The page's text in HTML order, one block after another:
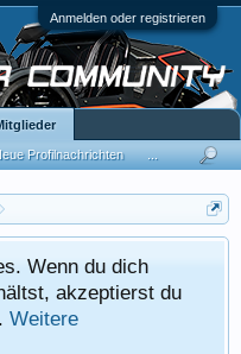
Anmelden oder registrieren
Wenn du dich
akzeptierst du
Weitere
Profilnachrichten